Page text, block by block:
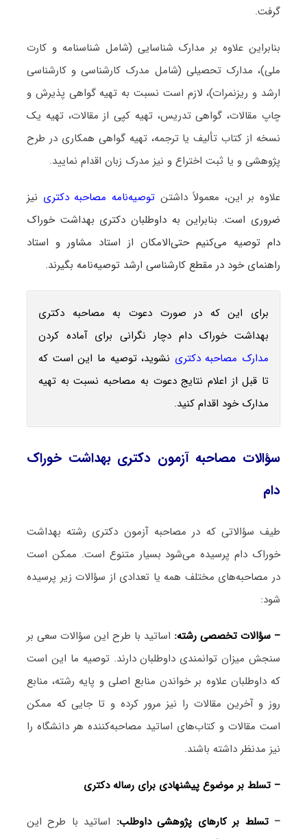
گرفت.
بنابراین علاوه بر مدارک شناسایی (شامل شناسنامه و کارت
ملی)، مدارک تحصیلی (شامل مدرک کارشناسی و کارشناسی
ارشد و ریزنمرات)، لازم است نسبت به تهیه گواهی پذیرش و
چاپ مقالات، گواهی تدریس، تهیه کپی از مقالات، تهیه یک
نسخه از کتاب تألیف یا ترجمه، تهیه گواهی همکاری در طرح
پژوهشی و یا ثبت اختراع و نیز مدرک زبان اقدام نمایید.
علاوه بر این، معمولاً داشتنتوصیه‌نامه مصاحبه دکتری نیز
ضروری است. بنابراین به داوطلبان دکتری بهداشت خوراک
دام توصیه می‌کنیم حتی‌الامکان از استاد مشاور و استاد
راهنمای خود در مقطع کارشناسی ارشد توصیه‌نامه بگیرند.
برای این که در صورت دعوت به مصاحبه دکتری
بهداشت خوراک دام دچار نگرانی برای آماده کردن
مدارک مصاحبه دکتری نشوید، توصیه ما این است که
تا قبل از اعلام نتایج دعوت به مصاحبه نسبت به تهیه
مدارک خود اقدام کنید.
سؤالات مصاحبه آزمون دکتری بهداشت خوراک
دام
طیف سؤالاتی که در مصاحبه آزمون دکتری رشته بهداشت
خوراک دام پرسیده می‌شود بسیار متنوع است. ممکن است
در مصاحبه‌های مختلف همه یا تعدادی از سؤالات زیر پرسیده
شود:
– سؤالات تخصصی رشته: اساتید با طرح این سؤالات سعی بر
سنجش میزان توانمندی داوطلبان دارند. توصیه ما این است
که داوطلبان علاوه بر خواندن منابع اصلی و پایه رشته، منابع
روز و آخرین مقالات را نیز مرور کرده و تا جایی که ممکن
است مقالات و کتاب‌های اساتید مصاحبه‌کننده هر دانشگاه را
نیز مدنظر داشته باشند.
– تسلط بر موضوع پیشنهادی برای رساله دکتری
–تسلط بر کارهای پژوهشی داوطلب: اساتید با طرح این